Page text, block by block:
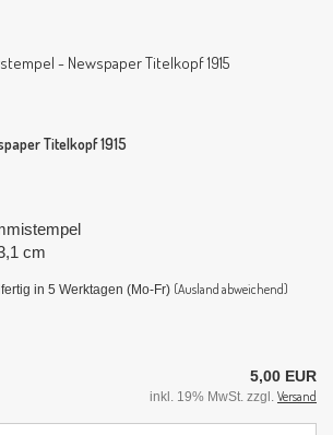
Titelkopf 1915
cm
in 5 Werktagen (Mo-Fr) (Ausland abweichend)
5,00 EUR
inkl. 19% MwSt. zzgl. Versand